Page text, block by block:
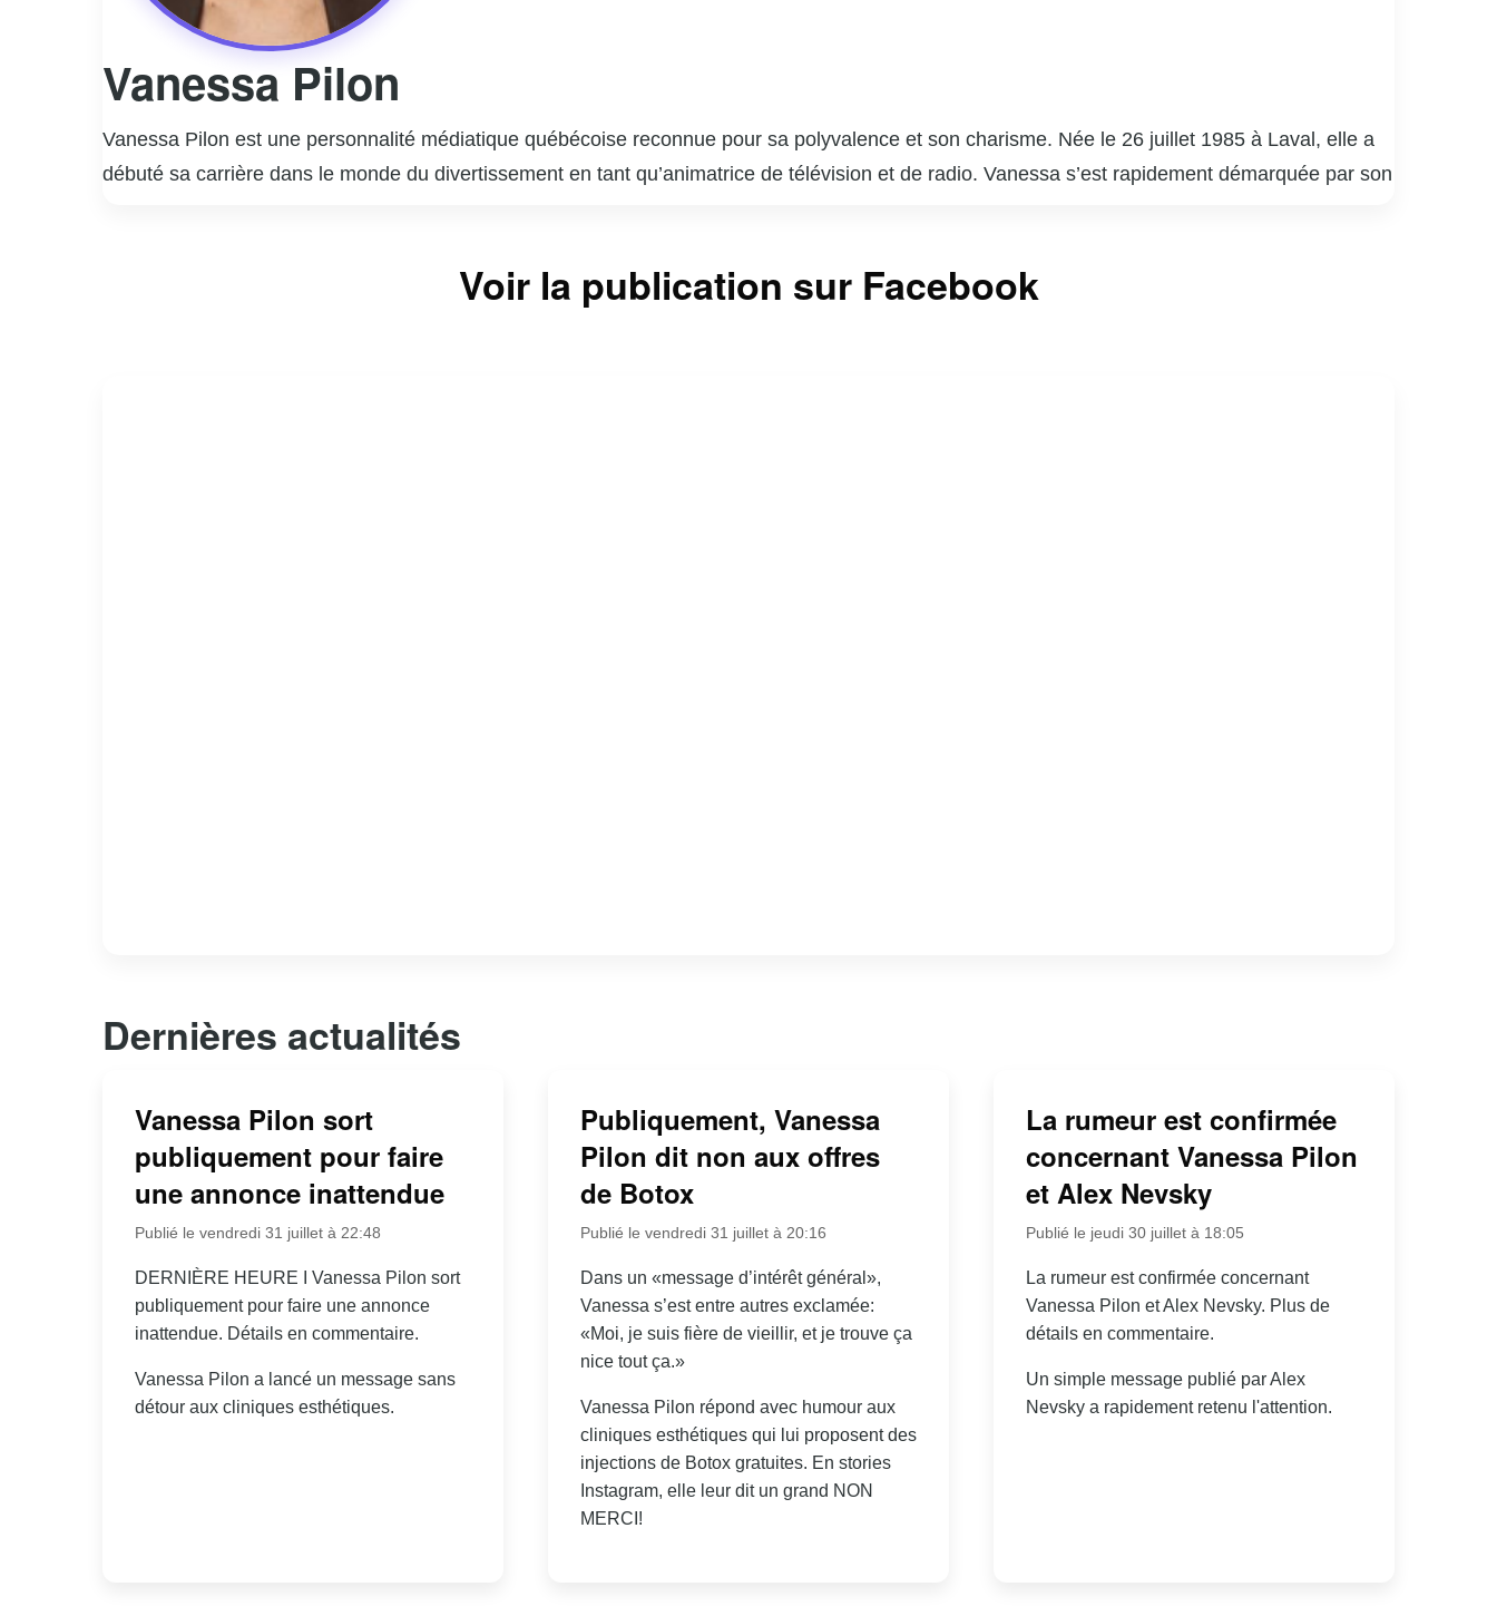
Vanessa Pilon
Vanessa Pilon est une personnalité médiatique québécoise reconnue pour sa polyvalence et son charisme. Née le 26 juillet 1985 à Laval, elle a
débuté sa carrière dans le monde du divertissement en tant qu’animatrice de télévision et de radio. Vanessa s’est rapidement démarquée par son
son énergie contagieuse et sa passion pour la culture pop. En plus de ses talents d’animatrice, Vanessa Pilon est également reconnue pour son
Voir la publication sur Facebook
Dernières actualités
Vanessa Pilon sort
publiquement pour faire
une annonce inattendue
Publié le vendredi 31 juillet à 22:48
DERNIÈRE HEURE I Vanessa Pilon sort
publiquement pour faire une annonce
inattendue. Détails en commentaire.
Vanessa Pilon a lancé un message sans
détour aux cliniques esthétiques.
Publiquement, Vanessa
Pilon dit non aux offres
de Botox
Publié le vendredi 31 juillet à 20:16
Dans un «message d’intérêt général»,
Vanessa s’est entre autres exclamée:
«Moi, je suis fière de vieillir, et je trouve ça
nice tout ça.»
Vanessa Pilon répond avec humour aux
cliniques esthétiques qui lui proposent des
injections de Botox gratuites. En stories
Instagram, elle leur dit un grand NON
MERCI!
La rumeur est confirmée
concernant Vanessa Pilon
et Alex Nevsky
Publié le jeudi 30 juillet à 18:05
La rumeur est confirmée concernant
Vanessa Pilon et Alex Nevsky. Plus de
détails en commentaire.
Un simple message publié par Alex
Nevsky a rapidement retenu l'attention.